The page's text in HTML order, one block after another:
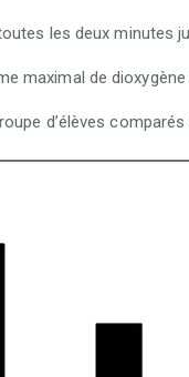
les deux minutes
maximal de
d’élèves